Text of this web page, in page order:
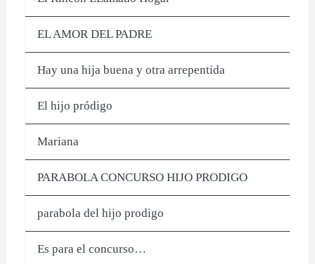
EL AMOR DEL PADRE
Hay una hija buena y otra arrepentida
El hijo pródigo
Mariana
PARABOLA CONCURSO HIJO PRODIGO
parabola del hijo prodigo
Es para el concurso…